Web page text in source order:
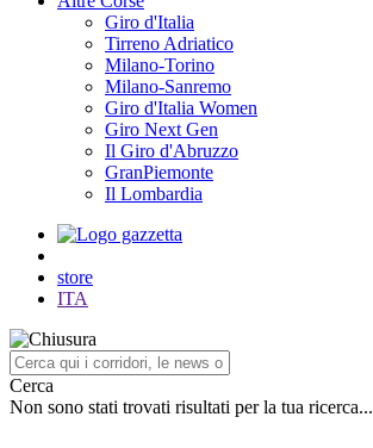
Giro d'Italia
Tirreno Adriatico
Milano-Torino
Milano-Sanremo
Giro d'Italia Women
Giro Next Gen
Il Giro d'Abruzzo
GranPiemonte
Il Lombardia
store
ITA
Cerca
Non sono stati trovati risultati per la tua ricerca...